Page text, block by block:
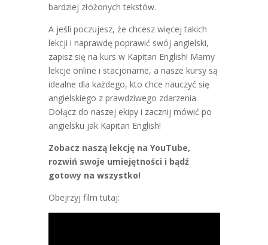
bardziej złożonych tekstów.
A jeśli poczujesz, że chcesz więcej takich
lekcji i naprawdę poprawić swój angielski,
zapisz się na kurs w Kapitan English! Mamy
lekcje online i stacjonarne, a nasze kursy są
idealne dla każdego, kto chce nauczyć się
angielskiego z prawdziwego zdarzenia.
Dołącz do naszej ekipy i zacznij mówić po
angielsku jak Kapitan English!
Zobacz naszą lekcję na YouTube,
rozwiń swoje umiejętności i bądź
gotowy na wszystko!
Obejrzyj film tutaj: